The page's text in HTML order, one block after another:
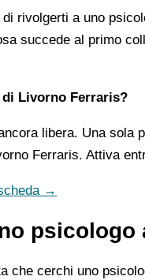
di rivolgerti a uno
succede al primo
Livorno Ferraris?
libera. Una
Ferraris. Attiva
→
che cerchi uno